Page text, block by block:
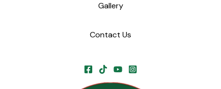
Gallery
Contact Us